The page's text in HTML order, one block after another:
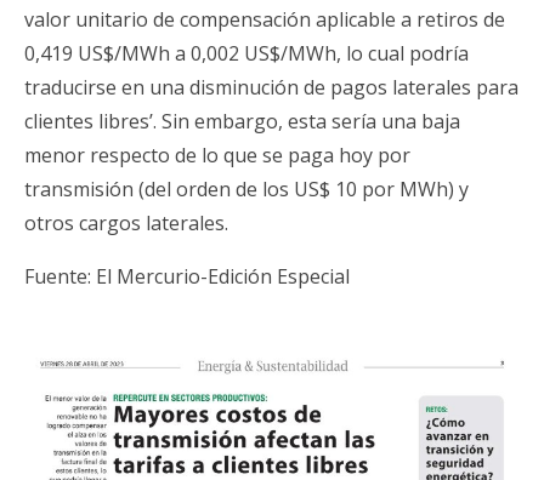
valor unitario de compensación aplicable a retiros de
0,419 US$/MWh a 0,002 US$/MWh, lo cual podría
traducirse en una disminución de pagos laterales para
clientes libres’. Sin embargo, esta sería una baja
menor respecto de lo que se paga hoy por
transmisión (del orden de los US$ 10 por MWh) y
otros cargos laterales.
Fuente: El Mercurio-Edición Especial